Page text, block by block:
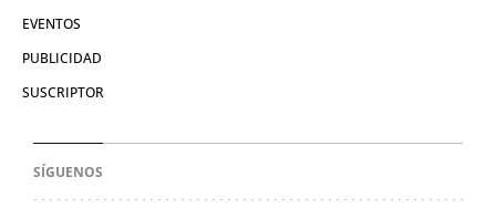
EVENTOS
PUBLICIDAD
SUSCRIPTOR
SÍGUENOS